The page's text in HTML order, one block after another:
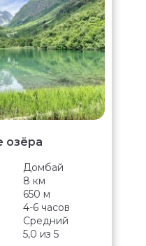
озёра
Домбай
8 км
650 м
4-6 часов
Средний
5,0 из 5